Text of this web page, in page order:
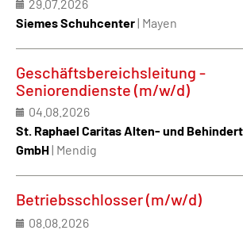
29.07.2026
Siemes Schuhcenter| Mayen
Geschäftsbereichsleitung -
Seniorendienste (m/w/d)
04.08.2026
St. Raphael Caritas Alten- und
GmbH| Mendig
Betriebsschlosser (m/w/d)
08.08.2026